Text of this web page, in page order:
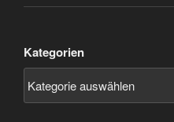
Kategorien